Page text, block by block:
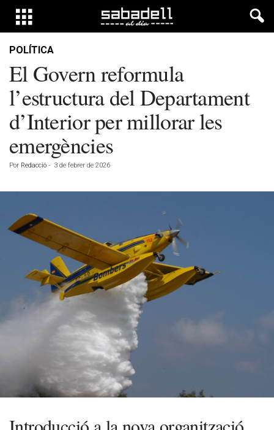
POLÍTICA
El Govern reformula
l’estructura del Departament
d’Interior per millorar les
emergències
Por Redacció - 3 de febrer de 2026